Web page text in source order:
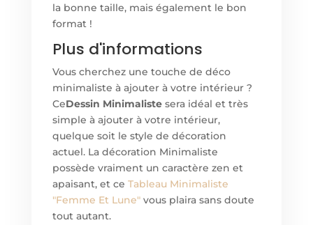
la bonne taille, mais également le bon
format !
Plus d'informations
Vous cherchez une touche de déco
minimaliste à ajouter à votre intérieur ?
CeDessin Minimalistesera idéal et très
simple à ajouter à votre intérieur,
quelque soit le style de décoration
actuel. La décoration Minimaliste
possède vraiment un caractère zen et
apaisant, et ce Tableau Minimaliste
"Femme Et Lune"vous plaira sans doute
tout autant.